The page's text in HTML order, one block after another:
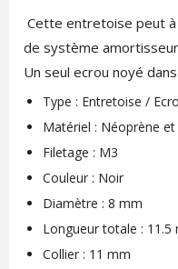
Cette entretoise peut à
de système
Un seul ecrou noyé
Type : Entretoise /
Matériel : Néoprène
Filetage : M3
Couleur : Noir
Diamètre : 8 mm
Longueur totale : 11.5
Collier : 11 mm